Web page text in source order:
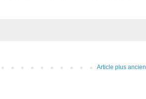
Article plus ancien